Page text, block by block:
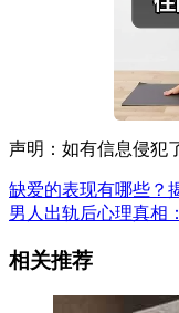
声明：如有信息侵犯
缺爱的表现有哪些？
男人出轨后心理真相
相关推荐